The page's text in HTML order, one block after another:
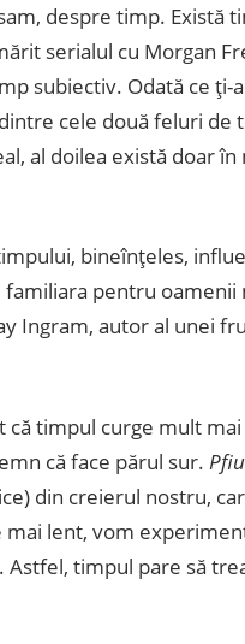
despre timp. Există
serialul cu Morgan
subiectiv. Odată ce
cele două feluri de
al doilea există doar în
bineînţeles,
pentru oamenii
Ingram, autor al unei
timpul curge mult
că face părul sur.
din creierul nostru,
mai lent, vom
timpul pare să